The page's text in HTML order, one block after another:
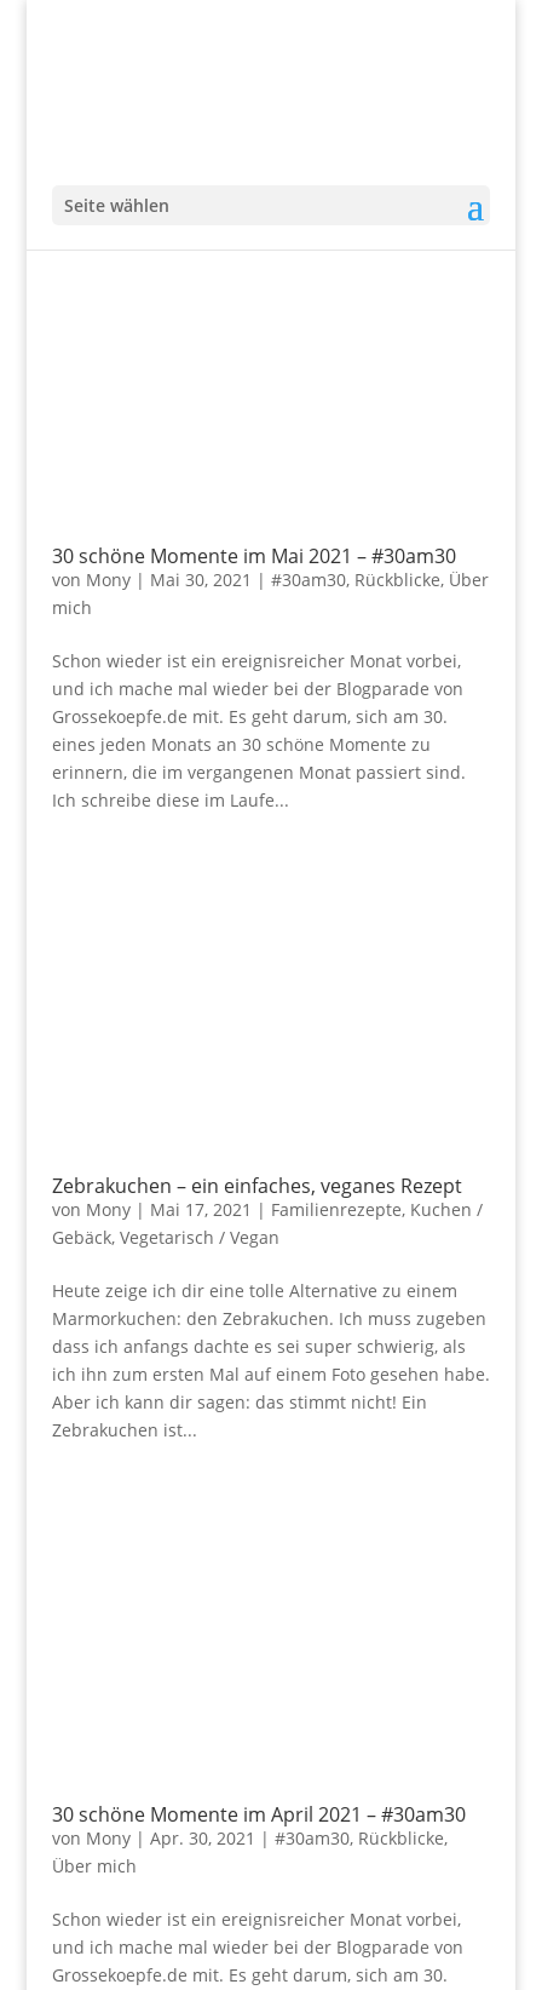
Seite wählen
30 schöne Momente im Mai 2021 – #30am30
von Mony| Mai 30, 2021 | #30am30, Rückblicke, Über
mich
Schon wieder ist ein ereignisreicher Monat vorbei,
und ich mache mal wieder bei der Blogparade von
Grossekoepfe.de mit. Es geht darum, sich am 30.
eines jeden Monats an 30 schöne Momente zu
erinnern, die im vergangenen Monat passiert sind.
Ich schreibe diese im Laufe...
Zebrakuchen – ein einfaches, veganes Rezept
von Mony| Mai 17, 2021 | Familienrezepte, Kuchen /
Gebäck, Vegetarisch / Vegan
Heute zeige ich dir eine tolle Alternative zu einem
Marmorkuchen: den Zebrakuchen. Ich muss zugeben
dass ich anfangs dachte es sei super schwierig, als
ich ihn zum ersten Mal auf einem Foto gesehen habe.
Aber ich kann dir sagen: das stimmt nicht! Ein
Zebrakuchen ist...
30 schöne Momente im April 2021 – #30am30
von Mony| Apr. 30, 2021 | #30am30, Rückblicke,
Über mich
Schon wieder ist ein ereignisreicher Monat vorbei,
und ich mache mal wieder bei der Blogparade von
Grossekoepfe.de mit. Es geht darum, sich am 30.